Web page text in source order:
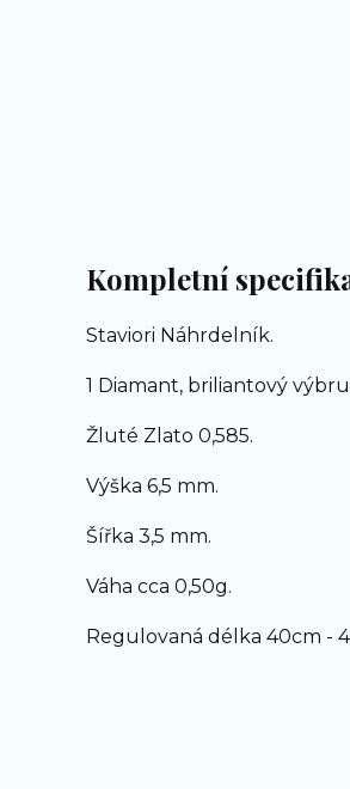
Kompletní
Staviori Náhrdelník.
1 Diamant, briliantový
Žluté Zlato 0,585.
Výška 6,5 mm.
Šířka 3,5 mm.
Váha cca 0,50g.
Regulovaná délka 40cm -